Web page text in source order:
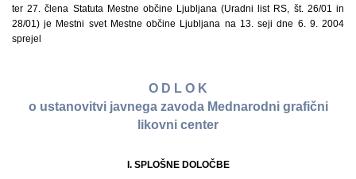
ter 27. člena Statuta Mestne občine Ljubljana (Uradni list RS, št. 26/01 in
28/01) je Mestni svet Mestne občine Ljubljana na 13. seji dne 6. 9. 2004
sprejel
O D L O K
o ustanovitvi javnega zavoda Mednarodni grafični
likovni center
I. SPLOŠNE DOLOČBE